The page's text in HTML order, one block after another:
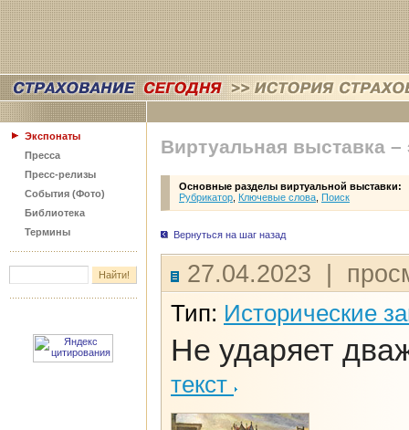
Экспонаты
Пресса
Пресс-релизы
События (Фото)
Библиотека
Термины
Виртуальная выставка –
Основные разделы виртуальной выставки:
Рубрикатор Ключевые слова Поиск
Вернуться на шаг назад
27.04.2023 |
Тип: Исторические
Не ударяет
текст